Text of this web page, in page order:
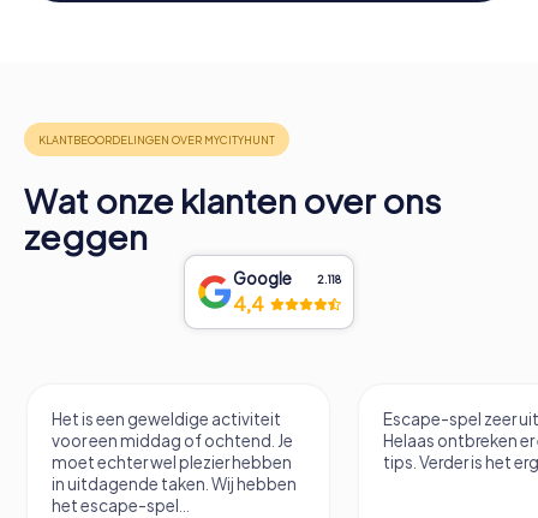
Wat onze klanten over ons
zeggen
Google 2.118
4,4
Het is een geweldige activiteit
voor een middag of ochtend. Je
moet echter wel plezier hebben
in uitdagende taken. Wij hebben
het escape-spel...
Escape-spel zeer
Helaas ontbreken er
tips. Verder is het